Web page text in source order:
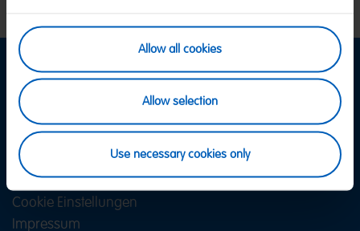
Allow all cookies
Allow selection
Use necessary cookies only
Informationen
Versand & Zahlung
FAQ
AGB
Datenschutz
Cookie Einstellungen
Impressum